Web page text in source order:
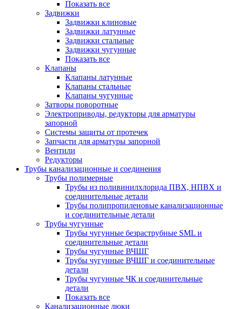
Показать все
Задвижки
Задвижки клиновые
Задвижки латунные
Задвижки стальные
Задвижки чугунные
Показать все
Клапаны
Клапаны латунные
Клапаны стальные
Клапаны чугунные
Затворы поворотные
Электроприводы, редукторы для арматуры
запорной
Системы защиты от протечек
Запчасти для арматуры запорной
Вентили
Редукторы
Трубы канализационные и соединения
Трубы полимерные
Трубы из поливинилхлорида ПВХ, НПВХ и
соединительные детали
Трубы полипропиленовые канализационные
и соединительные детали
Трубы чугунные
Трубы чугунные безраструбные SML и
соединительные детали
Трубы чугунные ВЧШГ
Трубы чугунные ВЧШГ и соединительные
детали
Трубы чугунные ЧК и соединительные
детали
Показать все
Канализационные люки